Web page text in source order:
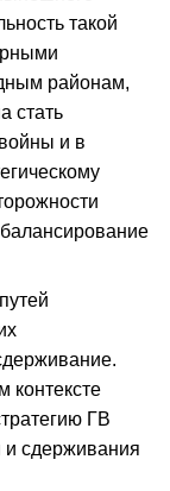
такой
районам,
стать
и в
контексте
ГВ
сдерживания